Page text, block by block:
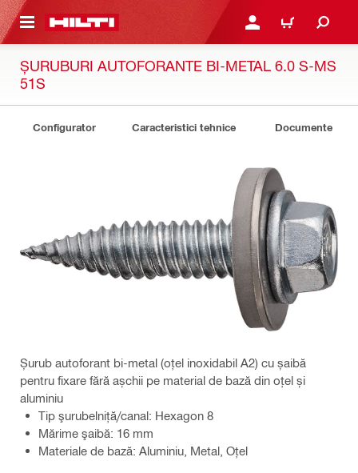
CONTENT CONECTARE SAU
COȘ
ȘURUBURI AUTOFORANTE BI-METAL 6.0 S-MS
51S
Configurator Caracteristici tehnice Documente
Șurub autoforant bi-metal (oțel inoxidabil A2) cu șaibă
pentru fixare fără așchii pe material de bază din oțel și
aluminiu
Tip şurubelniţă/canal: Hexagon 8
Mărime şaibă: 16 mm
Materiale de bază: Aluminiu, Metal, Oţel